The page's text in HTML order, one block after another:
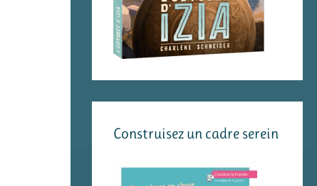
Construisez un cadre serein